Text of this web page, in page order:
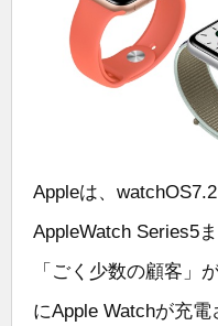
Appleは、
AppleWatch Series5
「ごく少数の顧客」
にApple Watchが充